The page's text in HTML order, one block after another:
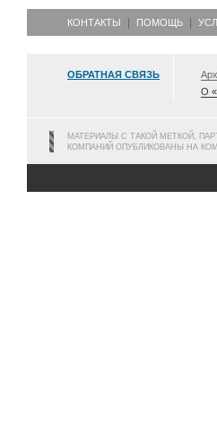
КОНТАКТЫ ПОМОЩЬ
ОБРАТНАЯ СВЯЗЬ
О
МАТЕРИАЛЫ С ТАКОЙ МЕТКОЙ,
КОМПАНИЙ ОПУБЛИКОВАНЫ НА